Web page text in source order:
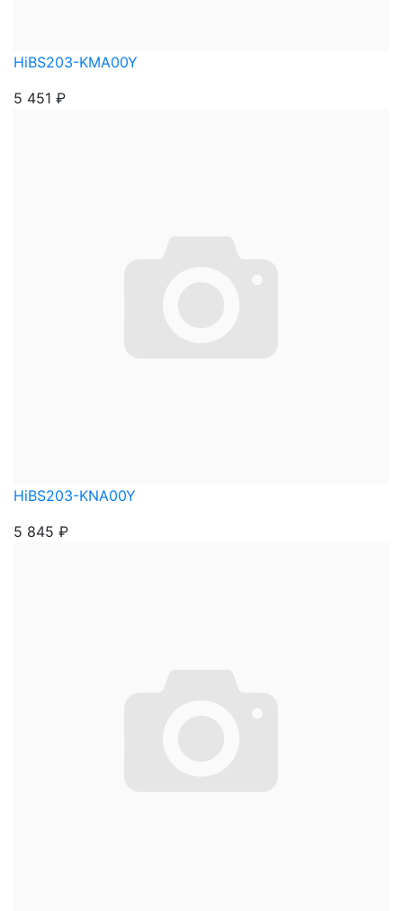
HiBS203-KMA00Y
5 451 ₽
HiBS203-KNA00Y
5 845 ₽